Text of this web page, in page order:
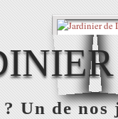
Un de